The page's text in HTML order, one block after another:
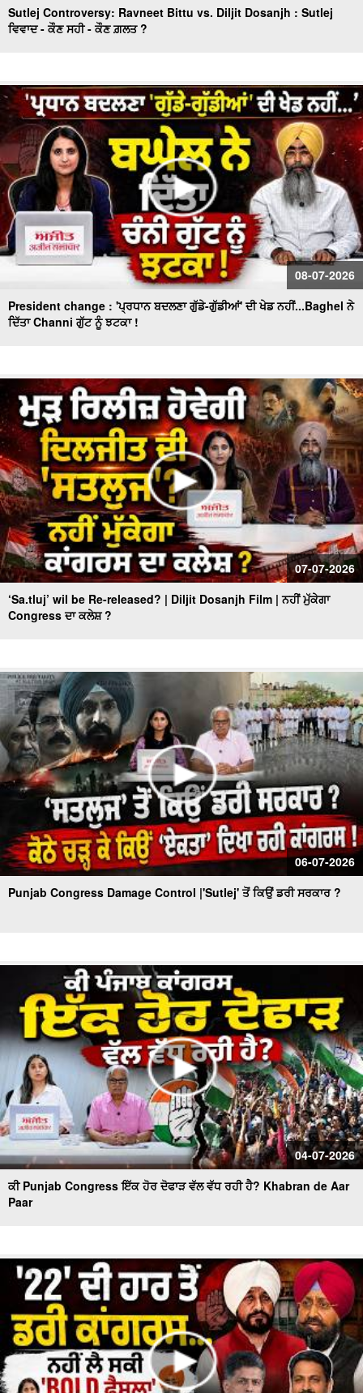
Sutlej Controversy: Ravneet Bittu vs. Diljit Dosanjh : Sutlej
ਵਿਵਾਦ - ਕੌਣ ਸਹੀ - ਕੌਣ ਗ਼ਲਤ ?
08-07-2026
President change : 'ਪ੍ਰਧਾਨ ਬਦਲਣਾ ਗੁੱਡੇ-ਗੁੱਡੀਆਂ' ਦੀ ਖੇਡ ਨਹੀਂ...Baghel ਨੇ
ਦਿੱਤਾ Channi ਗੁੱਟ ਨੂੰ ਝਟਕਾ !
07-07-2026
‘Sa.tluj’ wil be Re-released? | Diljit Dosanjh Film | ਨਹੀਂ ਮੁੱਕੇਗਾ
Congress ਦਾ ਕਲੇਸ਼ ?
06-07-2026
Punjab Congress Damage Control |'Sutlej' ਤੋਂ ਕਿਉਂ ਡਰੀ ਸਰਕਾਰ ?
04-07-2026
ਕੀ Punjab Congress ਇੱਕ ਹੋਰ ਦੋਫਾੜ ਵੱਲ ਵੱਧ ਰਹੀ ਹੈ? Khabran de Aar
Paar